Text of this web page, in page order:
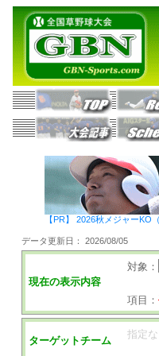
【PR】 2026秋メジャー
データ更新日： 2026/08/05
現在の表示内容
対象：
項目：
ターゲットチーム
指定な